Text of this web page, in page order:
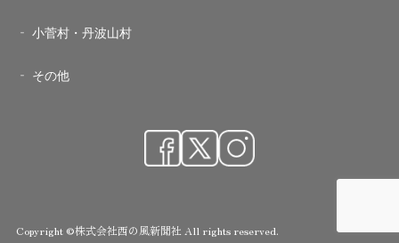
小菅村・丹波山村
その他
Copyright ©株式会社西の風新聞社 All rights reserved.